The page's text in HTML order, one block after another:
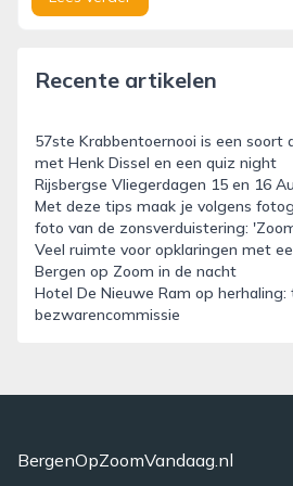
Recente artikelen
57ste Krabbentoernooi is een soort
met Henk Dissel en een quiz night
Rijsbergse Vliegerdagen 15 en 16
Met deze tips maak je volgens
foto van de zonsverduistering:
Veel ruimte voor opklaringen met
Bergen op Zoom in de nacht
Hotel De Nieuwe Ram op herhaling:
bezwarencommissie
BergenOpZoomVandaag.nl